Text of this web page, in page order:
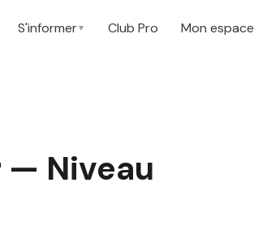
S'informer▼ Club Pro Mon espace
— Niveau